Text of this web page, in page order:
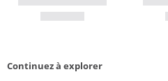
Continuez à explorer